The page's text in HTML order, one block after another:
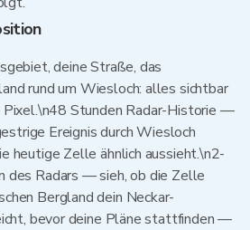
deine Straße, das
rund um Wiesloch: alles sichtbar
Stunden Radar-Historie —
Ereignis durch Wiesloch
heutige Zelle ähnlich aussieht.\n2-
des Radars — sieh, ob die Zelle
Bergland dein Neckar-
bevor deine Pläne stattfinden —